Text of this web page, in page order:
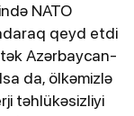
NATO
qeyd etdi
Azərbaycan-
da, ölkəmizlə
təhlükəsizliyi